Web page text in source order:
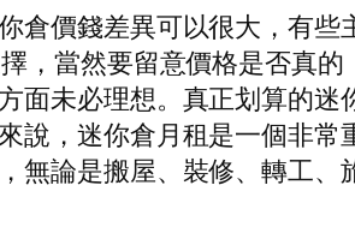
倉價錢差異可以很大，有些
，當然要留意價格是否真的
面未必理想。真正划算的迷
說，迷你倉月租是一個非常
無論是搬屋、裝修、轉工、